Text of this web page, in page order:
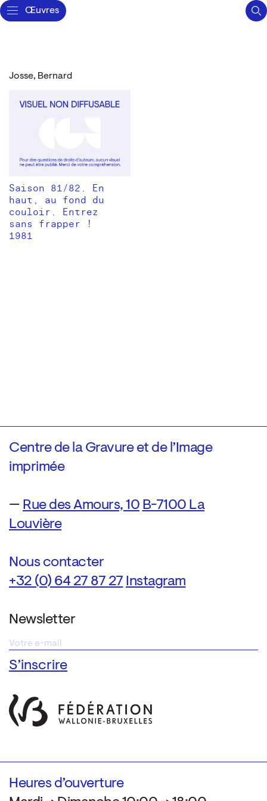
Œuvres
Josse, Bernard
Saison 81/82. En
haut, au fond du
couloir. Entrez
sans frapper !
1981
Centre de la Gravure et de l’Image
imprimée
— Rue des Amours, 10 B-7100 La
Louvière
Nous contacter
+32 (0) 64 27 87 27 Instagram
Newsletter
Heures d’ouverture